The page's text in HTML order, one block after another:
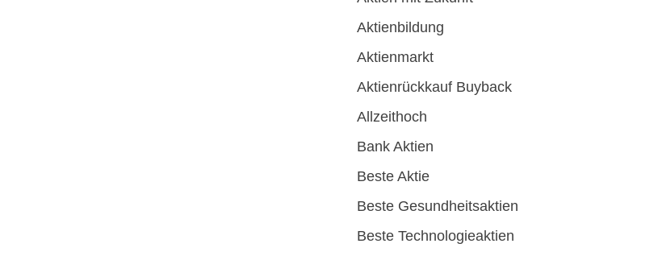
Aktienbildung
Aktienmarkt
Aktienrückkauf Buyback
Allzeithoch
Bank Aktien
Beste Aktie
Beste Gesundheitsaktien
Beste Technologieaktien